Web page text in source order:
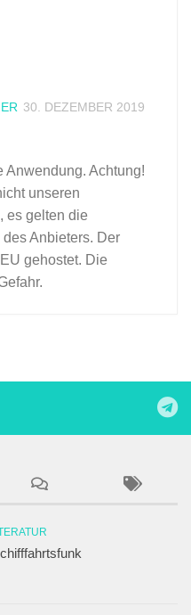
30. DEZEMBER 2019
Anwendung. Achtung!
unseren
es gelten die
Anbieters. Der
gehostet. Die